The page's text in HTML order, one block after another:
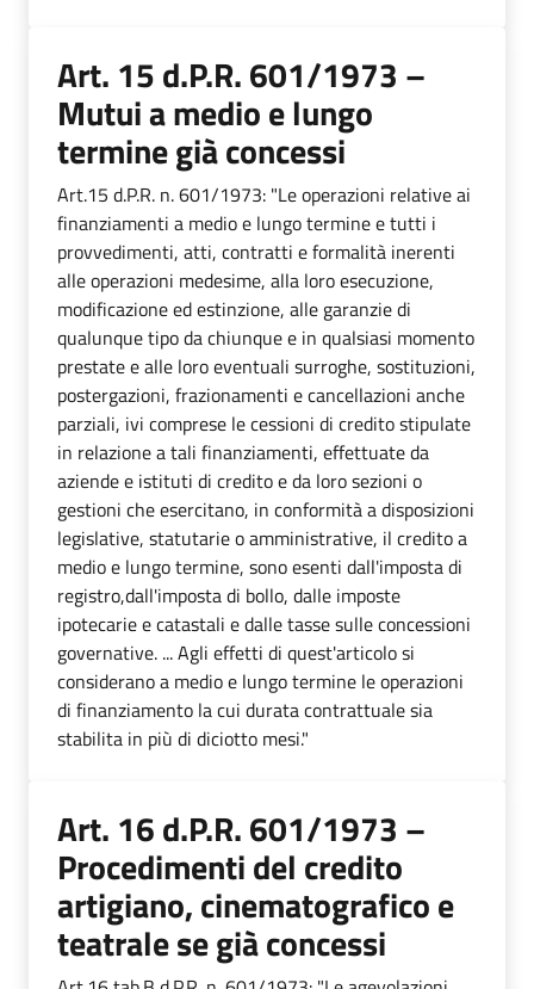
Art. 15 d.P.R. 601/1973 –
Mutui a medio e lungo
termine già concessi
Art.15 d.P.R. n. 601/1973: "Le operazioni relative ai
finanziamenti a medio e lungo termine e tutti i
provvedimenti, atti, contratti e formalità inerenti
alle operazioni medesime, alla loro esecuzione,
modificazione ed estinzione, alle garanzie di
qualunque tipo da chiunque e in qualsiasi momento
prestate e alle loro eventuali surroghe, sostituzioni,
postergazioni, frazionamenti e cancellazioni anche
parziali, ivi comprese le cessioni di credito stipulate
in relazione a tali finanziamenti, effettuate da
aziende e istituti di credito e da loro sezioni o
gestioni che esercitano, in conformità a disposizioni
legislative, statutarie o amministrative, il credito a
medio e lungo termine, sono esenti dall'imposta di
registro,dall'imposta di bollo, dalle imposte
ipotecarie e catastali e dalle tasse sulle concessioni
governative. ... Agli effetti di quest'articolo si
considerano a medio e lungo termine le operazioni
di finanziamento la cui durata contrattuale sia
stabilita in più di diciotto mesi."
Art. 16 d.P.R. 601/1973 –
Procedimenti del credito
artigiano, cinematografico e
teatrale se già concessi